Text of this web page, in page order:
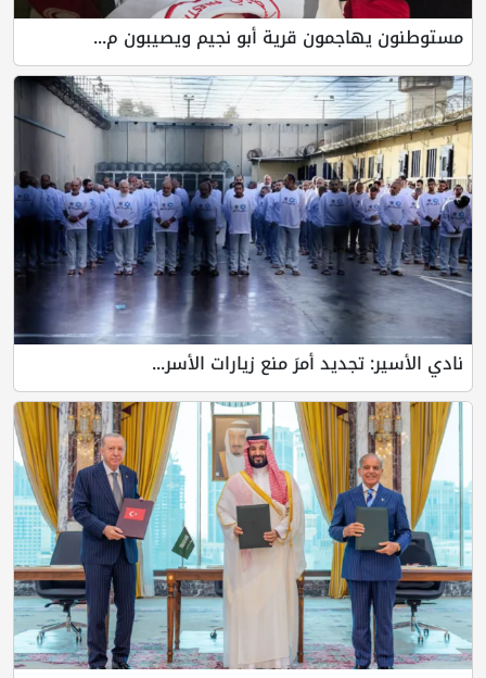
مستوطنون يهاجمون قرية أبو نجيم ويصيبون م...
نادي الأسير: تجديد أمرَ منع زيارات الأسر...